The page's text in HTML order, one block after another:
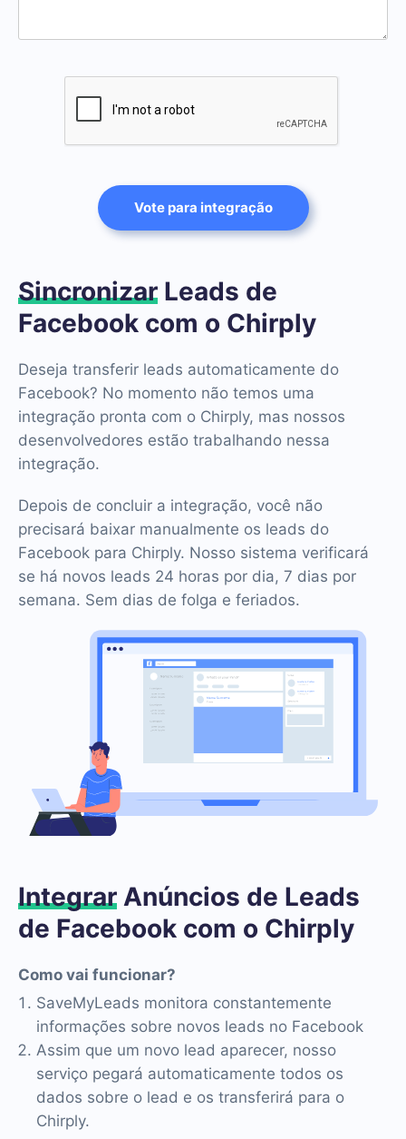
Vote para integração
Sincronizar Leads de
Facebook com o Chirply
Deseja transferir leads automaticamente do
Facebook? No momento não temos uma
integração pronta com o Chirply, mas nossos
desenvolvedores estão trabalhando nessa
integração.
Depois de concluir a integração, você não
precisará baixar manualmente os leads do
Facebook para Chirply. Nosso sistema verificará
se há novos leads 24 horas por dia, 7 dias por
semana. Sem dias de folga e feriados.
Integrar Anúncios de Leads
de Facebook com o Chirply
Como vai funcionar?
SaveMyLeads monitora constantemente
informações sobre novos leads no Facebook
Assim que um novo lead aparecer, nosso
serviço pegará automaticamente todos os
dados sobre o lead e os transferirá para o
Chirply.